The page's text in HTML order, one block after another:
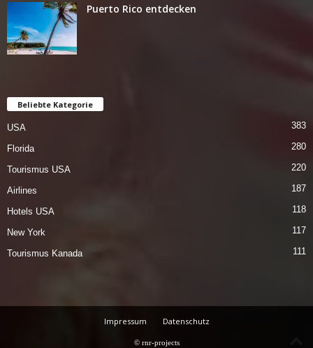
Puerto Rico entdecken
Beliebte Kategorie
USA 383
Florida 280
Tourismus USA 220
Airlines 187
Hotels USA 118
New York 117
Tourismus Kanada 111
Impressum Datenschutz
© rnr-projects